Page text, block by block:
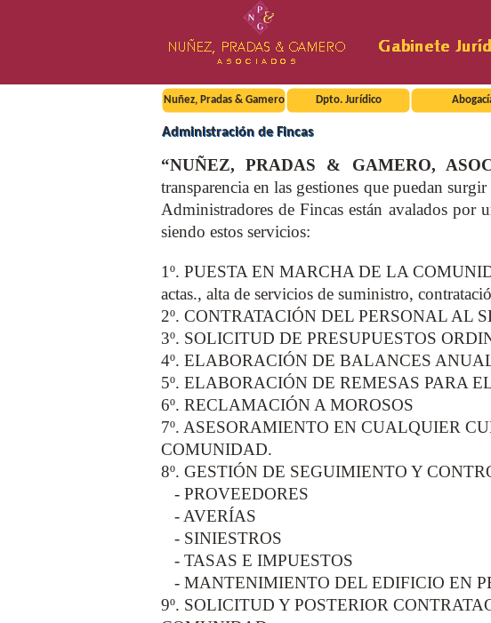
Nuñez, Pradas & Gamero Dpto. Jurídico
Administración de Fincas
“NUÑEZ, PRADAS & GAMERO,
transparencia en las gestiones que puedan
Administradores de Fincas están avalados
siendo estos servicios:
1º. PUESTA EN MARCHA DE LA
actas., alta de servicios de suministro,
2º. CONTRATACIÓN DEL PERSONAL AL
3º. SOLICITUD DE PRESUPUESTOS
4º. ELABORACIÓN DE BALANCES
5º. ELABORACIÓN DE REMESAS PARA
6º. RECLAMACIÓN A MOROSOS
7º. ASESORAMIENTO EN CUALQUIER
COMUNIDAD.
8º. GESTIÓN DE SEGUIMIENTO Y
- PROVEEDORES
- AVERÍAS
- SINIESTROS
- TASAS E IMPUESTOS
- MANTENIMIENTO DEL EDIFICIO EN
9º. SOLICITUD Y POSTERIOR